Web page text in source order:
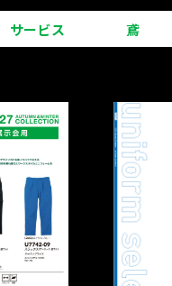
サービス 鳶